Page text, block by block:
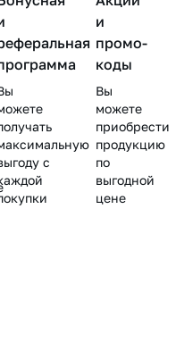
с
и
промо-
коды
Вы
можете
приобрести
продукцию
по
выгодной
цене